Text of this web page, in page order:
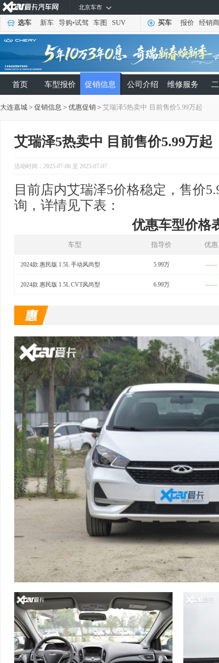
北京车市
选车 新车 导购•试驾 车图 SUV 买车 报价 经销商
首页 车型报价 促销信息 公司介绍 维修服务
大连嘉城 > 促销信息 > 优惠促销 > 艾瑞泽5热卖中 目前售价5.99万起
艾瑞泽5热卖中 目前售价5.99万起
活动时间：2025-07-06 至 2025-07-07
目前店内艾瑞泽5价格稳定，售价
询，详情见下表：
优惠车型价格
车型 指导价 优惠
2024款 惠民版 1.5L 手动风尚型 5.99万 ------
2024款 惠民版 1.5L CVT风尚型 6.99万 ------